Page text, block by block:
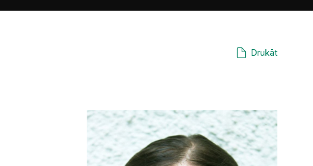
Drukāt